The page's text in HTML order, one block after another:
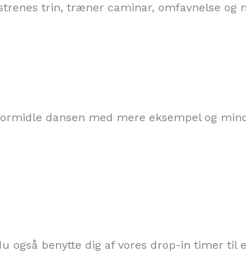
trin, træner caminar, omfavnelse og
dansen med mere eksempel og
også benytte dig af vores drop-in timer til